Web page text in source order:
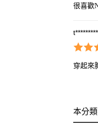
很喜歡
穿起來
本分